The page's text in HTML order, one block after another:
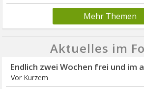
Mehr Themen
Aktuelles im
Endlich zwei Wochen frei und im
Vor Kurzem